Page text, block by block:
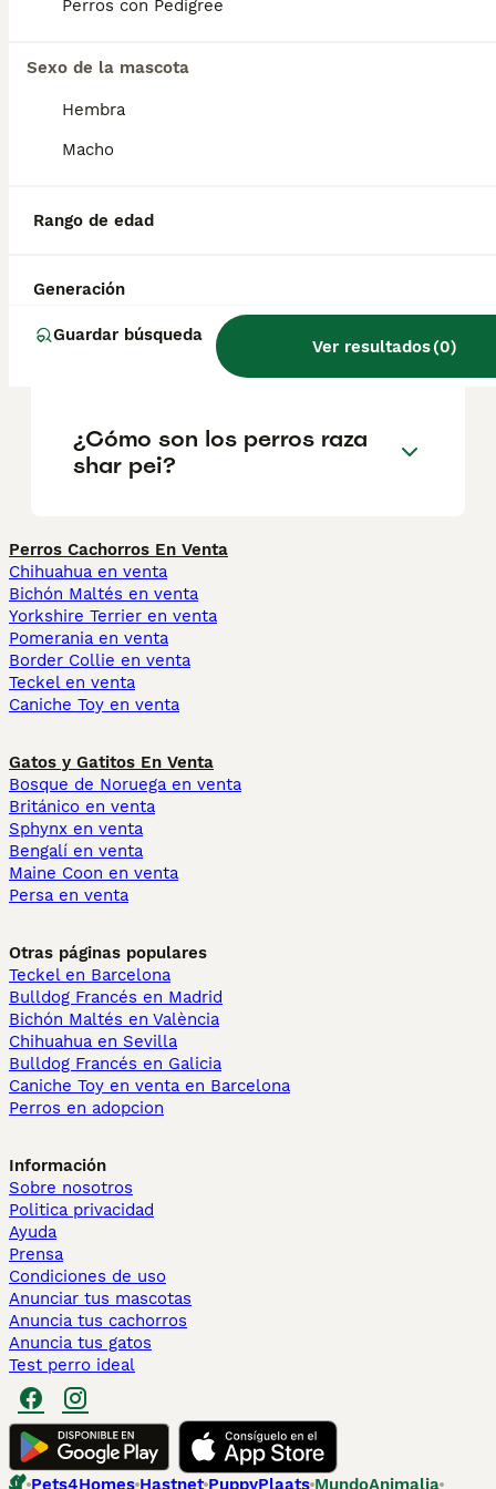
Perros con Pedigree
Sexo de la mascota
Hembra
Macho
Rango de edad
Generación
Guardar búsqueda
Ver resultados(0)
¿Cuáles son las ventajas y
¿Qué problemas tienen los
¿Cuántas clases de shar pei
¿Cómo son los perros raza
shar pei?
Perros Cachorros En Venta
Chihuahua en venta
Bichón Maltés en venta
Yorkshire Terrier en venta
Pomerania en venta
Border Collie en venta
Teckel en venta
Caniche Toy en venta
Gatos y Gatitos En Venta
Bosque de Noruega en venta
Británico en venta
Sphynx en venta
Bengalí en venta
Maine Coon en venta
Persa en venta
Otras páginas populares
Teckel en Barcelona
Bulldog Francés en Madrid
Bichón Maltés en València
Chihuahua en Sevilla
Bulldog Francés en Galicia
Caniche Toy en venta en Barcelona
Perros en adopcion
Información
Sobre nosotros
Politica privacidad
Ayuda
Prensa
Condiciones de uso
Anunciar tus mascotas
Anuncia tus cachorros
Anuncia tus gatos
Test perro ideal